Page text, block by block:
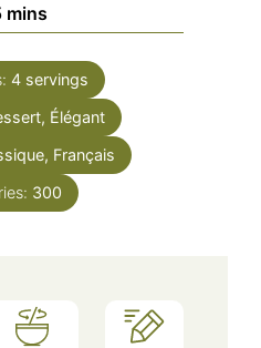
minutes
mins
4 servings
Élégant
Français
300